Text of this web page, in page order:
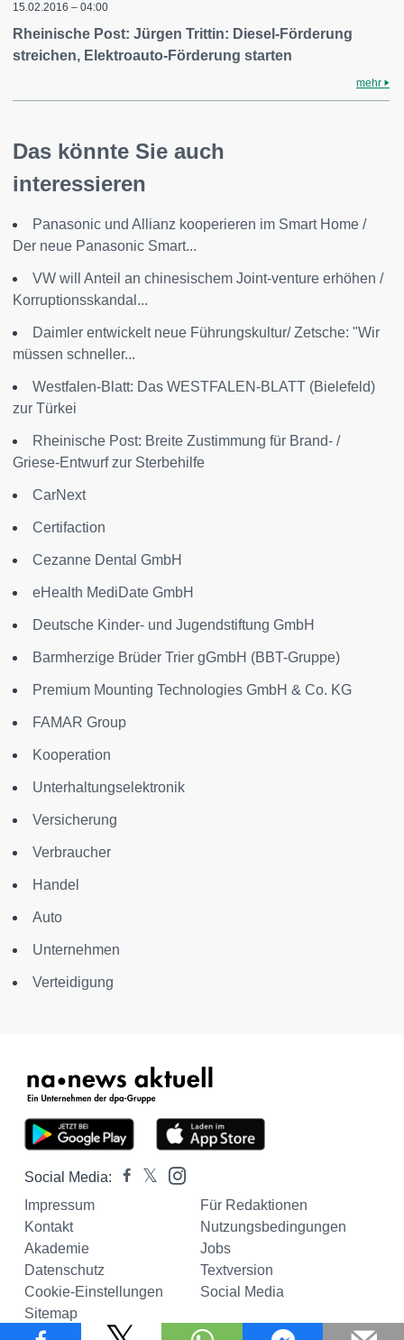
15.02.2016 – 04:00
Rheinische Post: Jürgen Trittin: Diesel-Förderung
streichen, Elektroauto-Förderung starten
mehr
Das könnte Sie auch
interessieren
Panasonic und Allianz kooperieren im Smart Home /
Der neue Panasonic Smart...
VW will Anteil an chinesischem Joint-venture erhöhen /
Korruptionsskandal...
Daimler entwickelt neue Führungskultur/ Zetsche: "Wir
müssen schneller...
Westfalen-Blatt: Das WESTFALEN-BLATT (Bielefeld)
zur Türkei
Rheinische Post: Breite Zustimmung für Brand- /
Griese-Entwurf zur Sterbehilfe
CarNext
Certifaction
Cezanne Dental GmbH
eHealth MediDate GmbH
Deutsche Kinder- und Jugendstiftung GmbH
Barmherzige Brüder Trier gGmbH (BBT-Gruppe)
Premium Mounting Technologies GmbH & Co. KG
FAMAR Group
Kooperation
Unterhaltungselektronik
Versicherung
Verbraucher
Handel
Auto
Unternehmen
Verteidigung
Social Media:
Impressum
Für Redaktionen
Kontakt
Nutzungsbedingungen
Akademie
Jobs
Datenschutz
Textversion
Cookie-Einstellungen
Social Media
Sitemap